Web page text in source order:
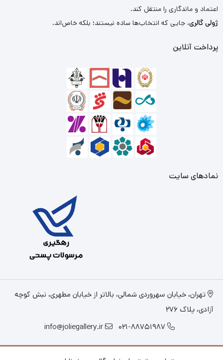
اعتماد و ماندگاری را منتقل کند.
ژولی گالری، جایی که انتخاب‌ها ساده نیستند؛ بلکه خاص‌اند.
پرداخت آنلاین
نمادهای سایت
تهران، خیابان سهروردی شمالی، بالاتر از خیابان مطهری، نبش کوچه
آزادی، پلاک 276
021-88751987
info@joliegallery.ir